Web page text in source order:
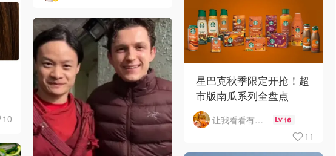
10
星巴克秋季限定开抢！超
市版南瓜系列全盘点
让我看看有啥好吃的 16
11